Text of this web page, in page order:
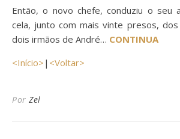
Então, o novo chefe, conduziu o seu
cela, junto com mais vinte presos,
dois irmãos de André… CONTINUA
<Início> | <Voltar>
Por Zel